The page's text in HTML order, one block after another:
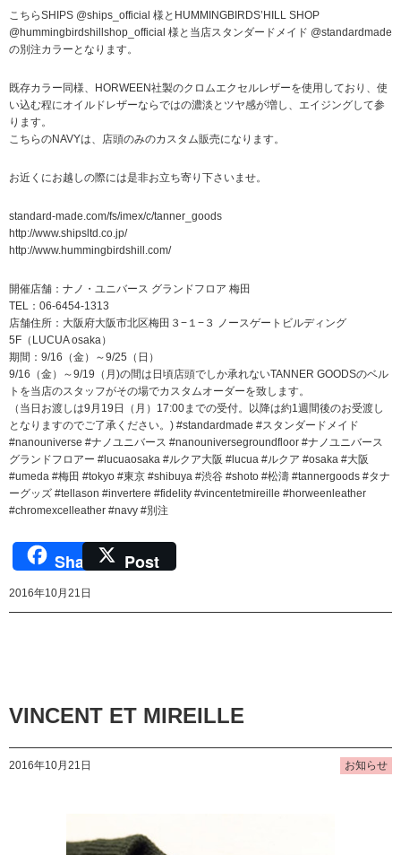
こちらSHIPS @ships_official 様とHUMMINGBIRDS’HILL SHOP
@hummingbirdshillshop_official 様と当店スタンダードメイド @standardmade
の別注カラーとなります。
既存カラー同様、HORWEEN社製のクロムエクセルレザーを使用しており、使
い込む程にオイルドレザーならではの濃淡とツヤ感が増し、エイジングして参
ります。
こちらのNAVYは、店頭のみのカスタム販売になります。
お近くにお越しの際には是非お立ち寄り下さいませ。
standard-made.com/fs/imex/c/tanner_goods
http://www.shipsltd.co.jp/
http://www.hummingbirdshill.com/
開催店舗：ナノ・ユニバース グランドフロア 梅田
TEL：06-6454-1313
店舗住所：大阪府大阪市北区梅田３−１−３ ノースゲートビルディング
5F（LUCUA osaka）
期間：9/16（金）～9/25（日）
9/16（金）～9/19（月)の間は日頃店頭でしか承れないTANNER GOODSのベル
トを当店のスタッフがその場でカスタムオーダーを致します。
（当日お渡しは9月19日（月）17:00までの受付。以降は約1週間後のお受渡し
となりますのでご了承ください。) #standardmade #スタンダードメイド
#nanouniverse #ナノユニバース #nanouniversegroundfloor #ナノユニバース
グランドフロアー #lucuaosaka #ルクア大阪 #lucua #ルクア #osaka #大阪
#umeda #梅田 #tokyo #東京 #shibuya #渋谷 #shoto #松濤 #tannergoods #タナ
ーグッズ #tellason #invertere #fidelity #vincentetmireille #horweenleather
#chromexcelleather #navy #別注
Share Post
2016年10月21日
VINCENT ET MIREILLE
2016年10月21日 お知らせ